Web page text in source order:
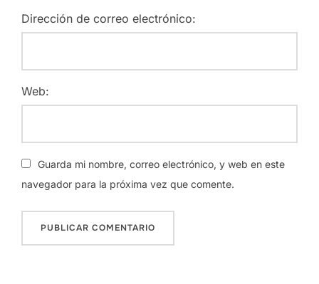
Dirección de correo electrónico:
Web:
Guarda mi nombre, correo electrónico, y web en este
navegador para la próxima vez que comente.